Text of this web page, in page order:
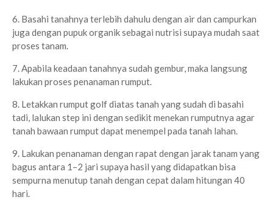
6. Basahi tanahnya terlebih dahulu dengan air dan campurkan
juga dengan pupuk organik sebagai nutrisi supaya mudah saat
proses tanam.
7. Apabila keadaan tanahnya sudah gembur, maka langsung
lakukan proses penanaman rumput.
8. Letakkan rumput golf diatas tanah yang sudah di basahi
tadi, lalukan step ini dengan sedikit menekan rumputnya agar
tanah bawaan rumput dapat menempel pada tanah lahan.
9. Lakukan penanaman dengan rapat dengan jarak tanam yang
bagus antara 1–2 jari supaya hasil yang didapatkan bisa
sempurna menutup tanah dengan cepat dalam hitungan 40
hari.